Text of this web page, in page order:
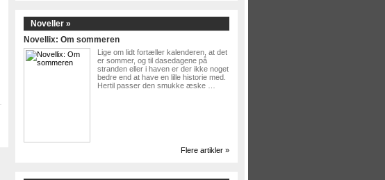
Noveller »
Novellix: Om sommeren
Lige om lidt fortæller kalenderen, at det
er sommer, og til dasedagene på
stranden eller i haven er der ikke noget
bedre end at have en lille historie med.
Hertil passer den smukke æske …
Flere artikler »